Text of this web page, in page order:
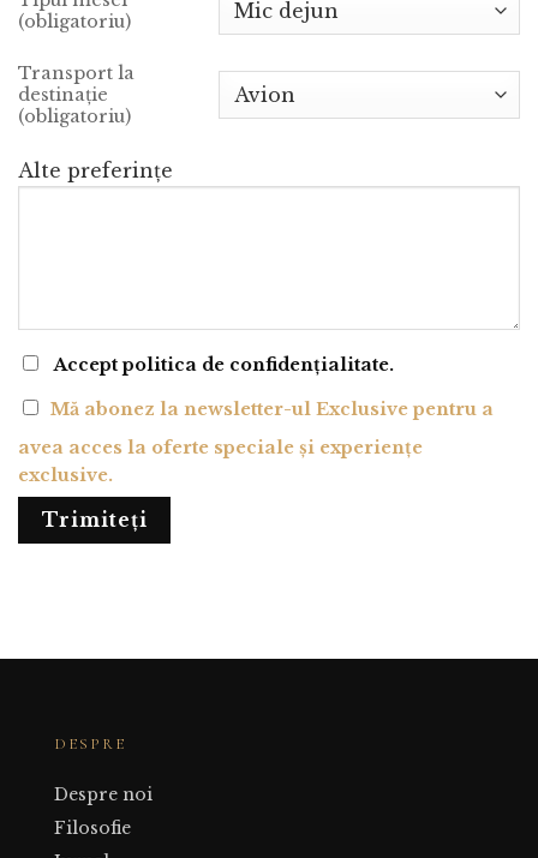
(obligatoriu)
Transport la
destinație
(obligatoriu)
Alte preferințe
Accept politica de confidențialitate.
Mă abonez la newsletter-ul Exclusive pentru a
avea acces la oferte speciale și experiențe
exclusive.
DESPRE
Despre noi
Filosofie